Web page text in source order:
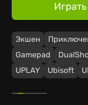
Экшен
Gamepad
UPLAY
Ubisoft
Играть